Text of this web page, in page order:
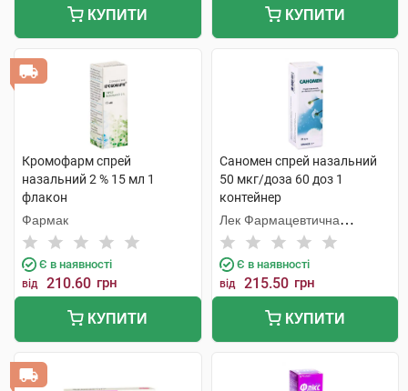
КУПИТИ КУПИТИ
Кромофарм спрей
назальний 2 % 15 мл 1
флакон
Фармак
Є в наявності
від 210.60 грн
КУПИТИ
Саномен спрей назальний
50 мкг/доза 60 доз 1
контейнер
Лек Фармацевтична
компанія
Є в наявності
від 215.50 грн
КУПИТИ